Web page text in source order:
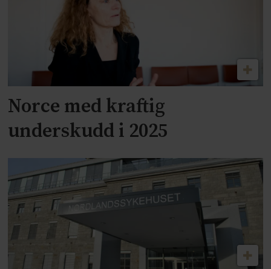
Norce med kraftig
underskudd i 2025